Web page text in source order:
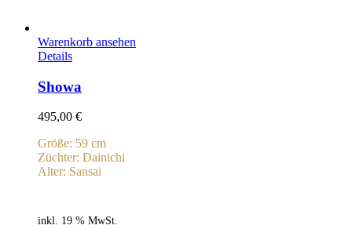
Warenkorb ansehen
Details
Showa
495,00 €
Größe: 59 cm
Züchter: Dainichi
Alter: Sansai
inkl. 19 % MwSt.